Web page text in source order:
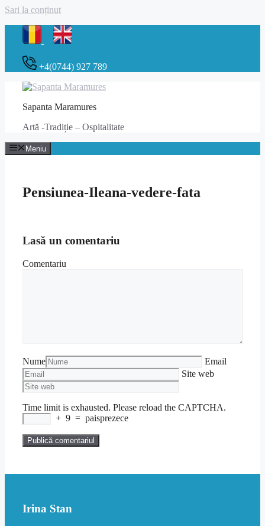
Sari la conținut
+4(0744) 927 789
Sapanta Maramures
Artă -Tradiție – Ospitalitate
Meniu
Pensiunea-Ileana-vedere-fata
Lasă un comentariu
Comentariu
Nume
Email
Site web
Time limit is exhausted. Please reload the CAPTCHA.
+ 9 = paisprezece
Irina Stan